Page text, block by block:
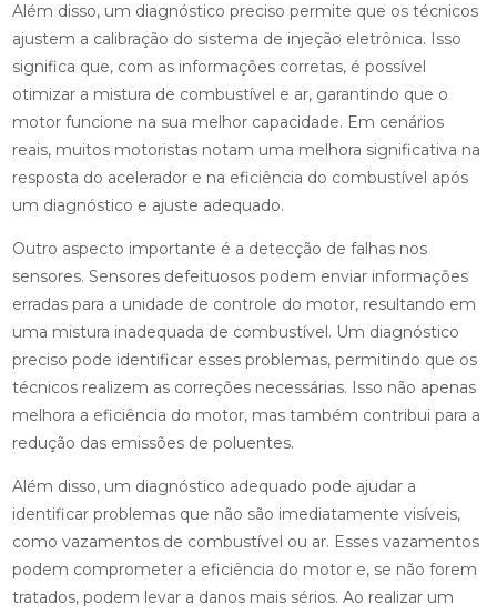
Além disso, um diagnóstico preciso permite que os técnicos
ajustem a calibração do sistema de injeção eletrônica. Isso
significa que, com as informações corretas, é possível
otimizar a mistura de combustível e ar, garantindo que o
motor funcione na sua melhor capacidade. Em cenários
reais, muitos motoristas notam uma melhora significativa na
resposta do acelerador e na eficiência do combustível após
um diagnóstico e ajuste adequado.
Outro aspecto importante é a detecção de falhas nos
sensores. Sensores defeituosos podem enviar informações
erradas para a unidade de controle do motor, resultando em
uma mistura inadequada de combustível. Um diagnóstico
preciso pode identificar esses problemas, permitindo que os
técnicos realizem as correções necessárias. Isso não apenas
melhora a eficiência do motor, mas também contribui para a
redução das emissões de poluentes.
Além disso, um diagnóstico adequado pode ajudar a
identificar problemas que não são imediatamente visíveis,
como vazamentos de combustível ou ar. Esses vazamentos
podem comprometer a eficiência do motor e, se não forem
tratados, podem levar a danos mais sérios. Ao realizar um